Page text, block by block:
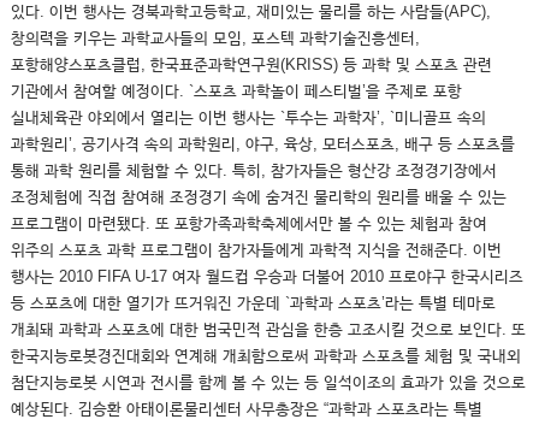
있다. 이번 행사는 경북과학고등학교, 재미있는 물리를 하는 사람들(APC),
창의력을 키우는 과학교사들의 모임, 포스텍 과학기술진흥센터,
포항해양스포츠클럽, 한국표준과학연구원(KRISS) 등 과학 및 스포츠 관련
기관에서 참여할 예정이다. `스포츠 과학놀이 페스티벌’을 주제로 포항
실내체육관 야외에서 열리는 이번 행사는 `투수는 과학자’, `미니골프 속의
과학원리’, 공기사격 속의 과학원리, 야구, 육상, 모터스포츠, 배구 등 스포츠를
통해 과학 원리를 체험할 수 있다. 특히, 참가자들은 형산강 조정경기장에서
조정체험에 직접 참여해 조정경기 속에 숨겨진 물리학의 원리를 배울 수 있는
프로그램이 마련됐다. 또 포항가족과학축제에서만 볼 수 있는 체험과 참여
위주의 스포츠 과학 프로그램이 참가자들에게 과학적 지식을 전해준다. 이번
행사는 2010 FIFA U-17 여자 월드컵 우승과 더불어 2010 프로야구 한국시리즈
등 스포츠에 대한 열기가 뜨거워진 가운데 `과학과 스포츠’라는 특별 테마로
개최돼 과학과 스포츠에 대한 범국민적 관심을 한층 고조시킬 것으로 보인다. 또
한국지능로봇경진대회와 연계해 개최함으로써 과학과 스포츠를 체험 및 국내외
첨단지능로봇 시연과 전시를 함께 볼 수 있는 등 일석이조의 효과가 있을 것으로
예상된다. 김승환 아태이론물리센터 사무총장은 “과학과 스포츠라는 특별